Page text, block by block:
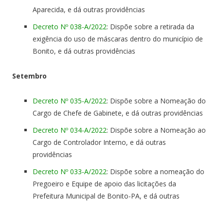
Aparecida, e dá outras providências
Decreto Nº 038-A/2022: Dispõe sobre a retirada da
exigência do uso de máscaras dentro do município de
Bonito, e dá outras providências
Setembro
Decreto Nº 035-A/2022: Dispõe sobre a Nomeação do
Cargo de Chefe de Gabinete, e dá outras providências
Decreto Nº 034-A/2022: Dispõe sobre a Nomeação ao
Cargo de Controlador Interno, e dá outras
providências
Decreto Nº 033-A/2022: Dispõe sobre a nomeação do
Pregoeiro e Equipe de apoio das licitações da
Prefeitura Municipal de Bonito-PA, e dá outras